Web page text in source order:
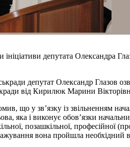
ініціативи депутата
депутат Олександр
від Кирилюк Марини
що у зв’язку із звільненням
яка і виконує обов’язки
позашкільної,
вона пройшла необхідний